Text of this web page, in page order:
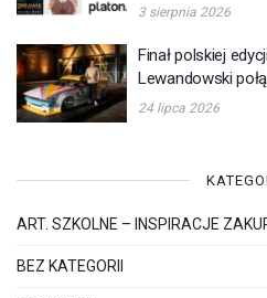
3 sierpnia 2026
Finał polskiej
Lewandowski
24 lipca 2026
ART. SZKOLNE – INSPIRACJE
BEZ KATEGORII